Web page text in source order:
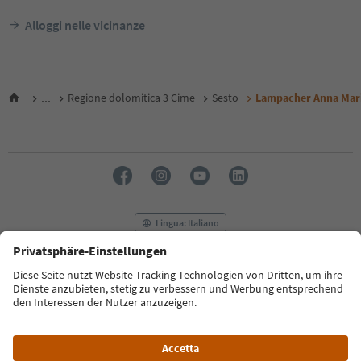
Alloggi nelle vicinanze
... Regione dolomitica 3 Cime Sesto Lampacher Anna
Lingua: Italiano
FAQ Contatti Press MICE
Privacy Policy
Termini e condizioni
Crediti
Cookie Policy
Alto Adige B2B